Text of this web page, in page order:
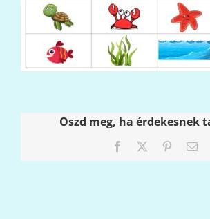
Oszd meg, ha érdekesnek
Facebook Pinterest